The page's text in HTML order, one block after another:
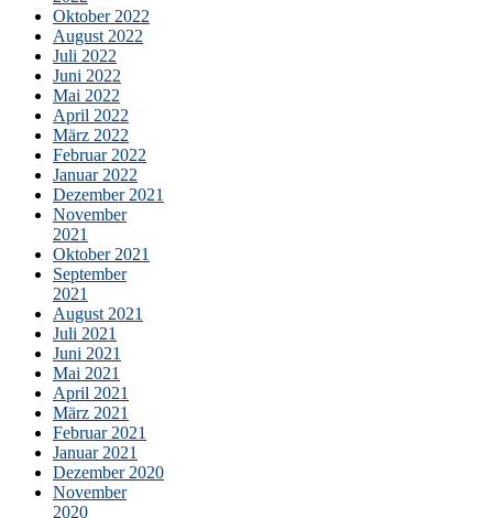
Oktober 2022
August 2022
Juli 2022
Juni 2022
Mai 2022
April 2022
März 2022
Februar 2022
Januar 2022
Dezember 2021
November
2021
Oktober 2021
September
2021
August 2021
Juli 2021
Juni 2021
Mai 2021
April 2021
März 2021
Februar 2021
Januar 2021
Dezember 2020
November
2020